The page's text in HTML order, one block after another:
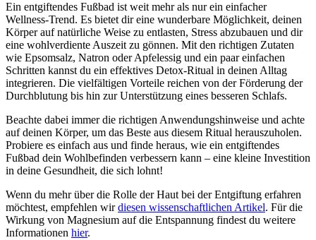
Ein entgiftendes Fußbad ist weit mehr als nur ein einfacher
Wellness-Trend. Es bietet dir eine wunderbare Möglichkeit, deinen
Körper auf natürliche Weise zu entlasten, Stress abzubauen und dir
eine wohlverdiente Auszeit zu gönnen. Mit den richtigen Zutaten
wie Epsomsalz, Natron oder Apfelessig und ein paar einfachen
Schritten kannst du ein effektives Detox-Ritual in deinen Alltag
integrieren. Die vielfältigen Vorteile reichen von der Förderung der
Durchblutung bis hin zur Unterstützung eines besseren Schlafs.
Beachte dabei immer die richtigen Anwendungshinweise und achte
auf deinen Körper, um das Beste aus diesem Ritual herauszuholen.
Probiere es einfach aus und finde heraus, wie ein entgiftendes
Fußbad dein Wohlbefinden verbessern kann – eine kleine Investition
in deine Gesundheit, die sich lohnt!
Wenn du mehr über die Rolle der Haut bei der Entgiftung erfahren
möchtest, empfehlen wirdiesen wissenschaftlichen Artikel. Für die
Wirkung von Magnesium auf die Entspannung findest du weitere
Informationen hier.